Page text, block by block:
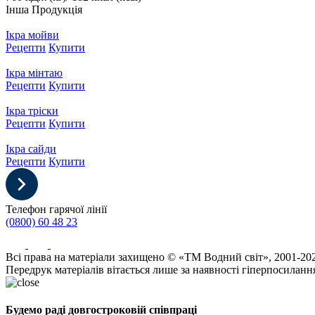
Інша Продукція
Ікра мойви
Рецепти Купити
Ікра мінтаю
Рецепти Купити
Ікра тріски
Рецепти Купити
Ікра сайди
Рецепти Купити
Телефон гарячої лінії
(0800) 60 48 23
Всі права на матеріали захищено © «ТМ Водний світ», 2001-
Передрук матеріалів вітається лише за наявності
Будемо раді довгостроковій співпраці